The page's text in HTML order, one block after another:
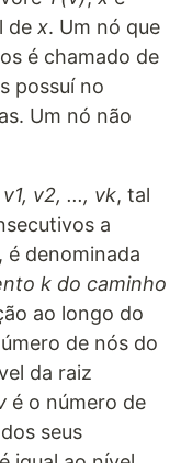
de x. Um nó que
é chamado de
possuí no
Um nó não
v1, v2, ..., vk, tal
a
é denominada
k do caminho
ao longo do
de nós do
da raiz
é o número de
seus